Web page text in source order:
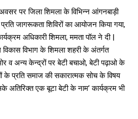
अवसर पर जिला शिमला के विभिन्न आंगनबाड़ी
जागरूकता शिविरों का आयोजन किया गया,
अधिकारी शिमला, ममता पॉल ने दी |
विकास विभाग के शिमला शहरी के अंतर्गत
व अन्य केन्द्रों पर बेटी बचाओ, बेटी पढ़ाओ के
के प्रति समाज की सकारात्मक सोच के विषय
अतिरिक्त एक बूटा बेटी के नाम’ कार्यक्रम भी